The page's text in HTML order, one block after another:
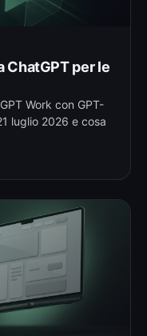
ChatGPT per le
Work con GPT-
luglio 2026 e cosa